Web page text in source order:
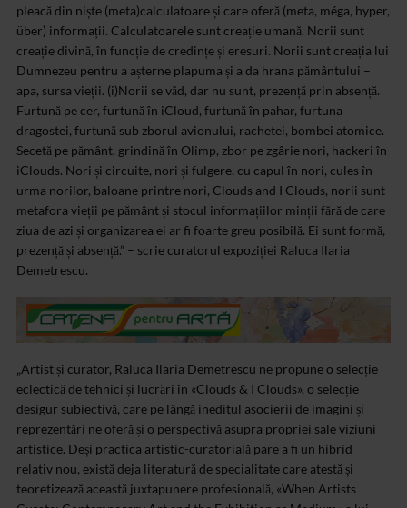
pleacă din niște (meta)calculatoare și care oferă (meta, méga, hyper,
über) informații. Calculatoarele sunt creație umană. Norii sunt
creație divină, în funcție de credințe și eresuri. Norii sunt creația lui
Dumnezeu pentru a așterne plapuma și a da hrana pământului –
apa, sursa vieții. (i)Norii se văd, dar nu sunt, prezență prin absență.
Furtună pe cer, furtună în iCloud, furtună în pahar, furtuna
dragostei, furtună sub zborul avionului, rachetei, bombei atomice.
Secetă pe pământ, grindină în Olimp, zbor pe zgârie nori, hackeri în
iClouds. Nori și circuite, nori și fulgere, cu capul în nori, cules în
urma norilor, baloane printre nori, Clouds and I Clouds, norii sunt
metafora vieții pe pământ și stocul informațiilor minții fără de care
ziua de azi și organizarea ei ar fi foarte greu posibilă. Ei sunt formă,
prezență și absență.” – scrie curatorul expoziției Raluca Ilaria
Demetrescu.
„Artist și curator, Raluca Ilaria Demetrescu ne propune o selecție
eclectică de tehnici și lucrări în «Clouds & I Clouds», o selecție
desigur subiectivă, care pe lângă ineditul asocierii de imagini și
reprezentări ne oferă și o perspectivă asupra propriei sale viziuni
artistice. Deși practica artistic-curatorială pare a fi un hibrid
relativ nou, există deja literatură de specialitate care atestă și
teoretizează această juxtapunere profesională, «When Artists